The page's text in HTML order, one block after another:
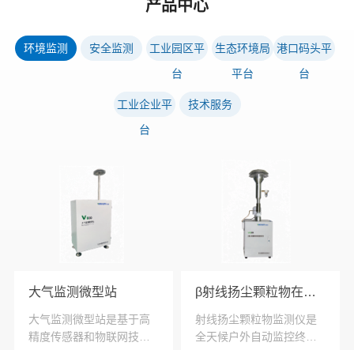
产品中心
环境监测 安全监测
工业园区平
台
生态环境局
平台
港口码头平
台
工业企业平
台
技术服务
大气监测微型站
大气监测微型站是基于高
精度传感器和物联网技术
β射线扬尘颗粒物在线监测仪
射线扬尘颗粒物监测仪是
全天候户外自动监控终